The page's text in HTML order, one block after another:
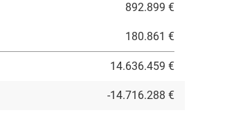
892.899 €
180.861 €
14.636.459 €
-14.716.288 €